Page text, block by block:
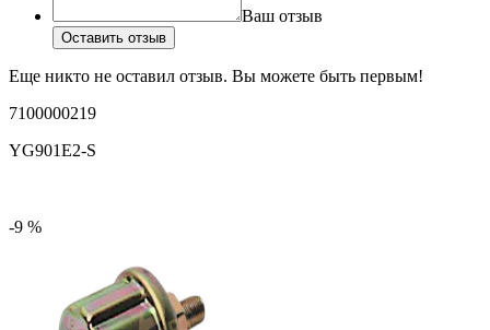
Ваш отзыв
Оставить отзыв
Еще никто не оставил отзыв. Вы можете быть первым!
7100000219
YG901E2-S
-9 %